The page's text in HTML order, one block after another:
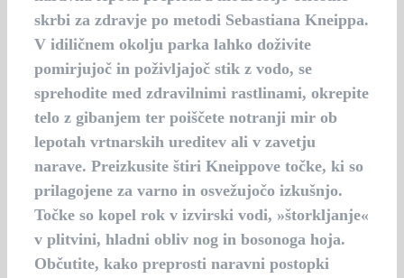
skrbi za zdravje po metodi Sebastiana Kneippa.
V idiličnem okolju parka lahko doživite
pomirjujoč in poživljajoč stik z vodo, se
sprehodite med zdravilnimi rastlinami, okrepite
telo z gibanjem ter poiščete notranji mir ob
lepotah vrtnarskih ureditev ali v zavetju
narave. Preizkusite štiri Kneippove točke, ki so
prilagojene za varno in osvežujočo izkušnjo.
Točke so kopel rok v izvirski vodi, »štorkljanje«
v plitvini, hladni obliv nog in bosonoga hoja.
Občutite, kako preprosti naravni postopki